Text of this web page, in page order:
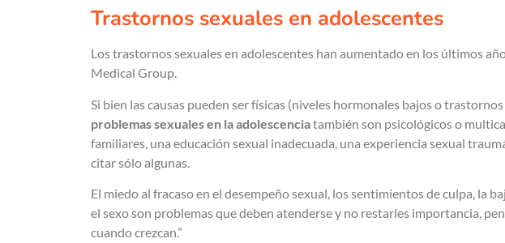
Trastornos sexuales en adolescentes
Los trastornos sexuales en adolescentes han aumentado en los últimos
Medical Group.
Si bien las causas pueden ser físicas (niveles hormonales bajos o
problemas sexuales en la adolescenciatambién son psicológicos o
familiares, una educación sexual inadecuada, una experiencia sexual
citar sólo algunas.
El miedo al fracaso en el desempeño sexual, los sentimientos de culpa, la
el sexo son problemas que deben atenderse y no restarles importancia,
cuando crezcan.”